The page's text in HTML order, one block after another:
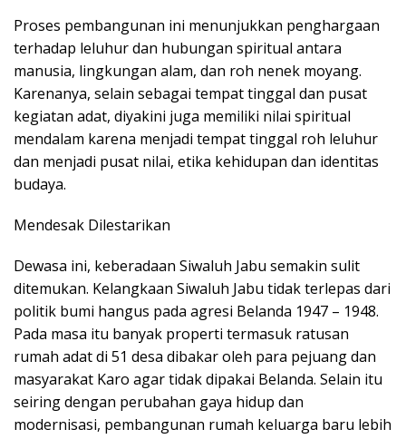
Proses pembangunan ini menunjukkan penghargaan
terhadap leluhur dan hubungan spiritual antara
manusia, lingkungan alam, dan roh nenek moyang.
Karenanya, selain sebagai tempat tinggal dan pusat
kegiatan adat, diyakini juga memiliki nilai spiritual
mendalam karena menjadi tempat tinggal roh leluhur
dan menjadi pusat nilai, etika kehidupan dan identitas
budaya.
Mendesak Dilestarikan
Dewasa ini, keberadaan Siwaluh Jabu semakin sulit
ditemukan. Kelangkaan Siwaluh Jabu tidak terlepas dari
politik bumi hangus pada agresi Belanda 1947 – 1948.
Pada masa itu banyak properti termasuk ratusan
rumah adat di 51 desa dibakar oleh para pejuang dan
masyarakat Karo agar tidak dipakai Belanda. Selain itu
seiring dengan perubahan gaya hidup dan
modernisasi, pembangunan rumah keluarga baru lebih